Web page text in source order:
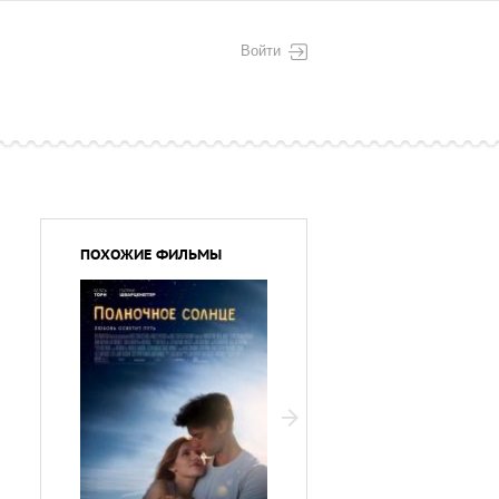
Войти
ПОХОЖИЕ ФИЛЬМЫ